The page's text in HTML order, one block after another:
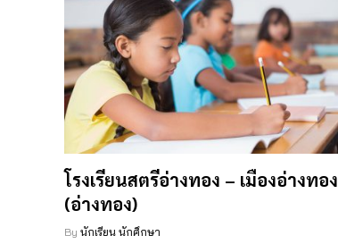
โรงเรียนสตรีอ่างทอง – เมืองอ่างทอง
(อ่างทอง)
By นักเรียน นักศึกษา